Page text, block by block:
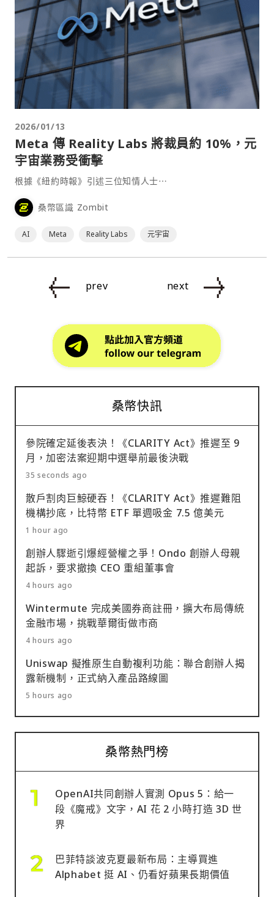
2026/01/13
Meta 傳 Reality Labs 將裁員約 10%，元
宇宙業務受衝擊
根據《紐約時報》引述三位知情人士⋯
桑幣區識 Zombit
AI Meta Reality Labs 元宇宙
prev next
桑幣快訊
參院確定延後表決！《CLARITY Act》推遲至 9
月，加密法案迎期中選舉前最後決戰
35 seconds ago
散戶割肉巨鯨硬吞！《CLARITY Act》推遲難阻
機構抄底，比特幣 ETF 單週吸金 7.5 億美元
1 hour ago
創辦人驟逝引爆經營權之爭！Ondo 創辦人母親
起訴，要求撤換 CEO 重組董事會
4 hours ago
Wintermute 完成美國券商註冊，擴大布局傳統
金融市場，挑戰華爾街做市商
4 hours ago
Uniswap 擬推原生自動複利功能：聯合創辦人揭
露新機制，正式納入產品路線圖
5 hours ago
桑幣熱門榜
OpenAI共同創辦人實測 Opus 5：給一
段《魔戒》文字，AI 花 2 小時打造 3D 世
界
巴菲特談波克夏最新布局：主導買進
Alphabet 挺 AI、仍看好蘋果長期價值